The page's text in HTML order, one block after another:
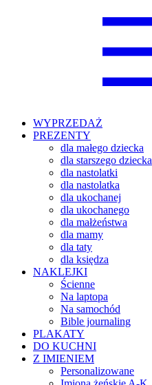
WYPRZEDAŻ
PREZENTY
dla małego dziecka
dla starszego dziecka
dla nastolatki
dla nastolatka
dla ukochanej
dla ukochanego
dla małżeństwa
dla mamy
dla taty
dla księdza
NAKLEJKI
Ścienne
Na laptopa
Na samochód
Bible journaling
PLAKATY
DO KUCHNI
Z IMIENIEM
Personalizowane